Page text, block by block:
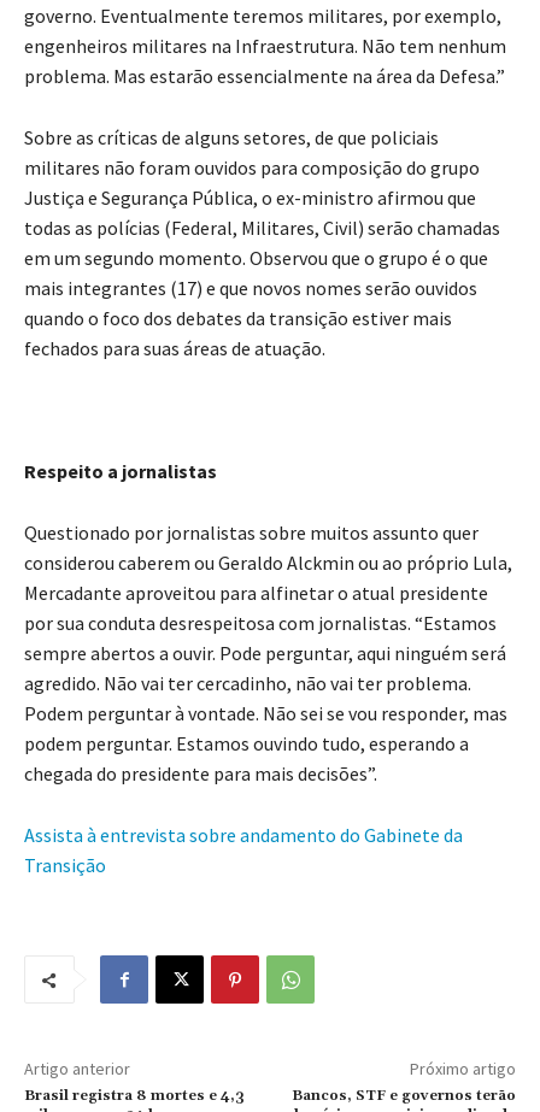
governo. Eventualmente teremos militares, por exemplo,
engenheiros militares na Infraestrutura. Não tem nenhum
problema. Mas estarão essencialmente na área da Defesa.”
Sobre as críticas de alguns setores, de que policiais
militares não foram ouvidos para composição do grupo
Justiça e Segurança Pública, o ex-ministro afirmou que
todas as polícias (Federal, Militares, Civil) serão chamadas
em um segundo momento. Observou que o grupo é o que
mais integrantes (17) e que novos nomes serão ouvidos
quando o foco dos debates da transição estiver mais
fechados para suas áreas de atuação.
Respeito a jornalistas
Questionado por jornalistas sobre muitos assunto quer
considerou caberem ou Geraldo Alckmin ou ao próprio Lula,
Mercadante aproveitou para alfinetar o atual presidente
por sua conduta desrespeitosa com jornalistas. “Estamos
sempre abertos a ouvir. Pode perguntar, aqui ninguém será
agredido. Não vai ter cercadinho, não vai ter problema.
Podem perguntar à vontade. Não sei se vou responder, mas
podem perguntar. Estamos ouvindo tudo, esperando a
chegada do presidente para mais decisões”.
Assista à entrevista sobre andamento do Gabinete da
Transição
Artigo anterior
Brasil registra 8 mortes e 4,3
Próximo artigo
Bancos, STF e governos terão